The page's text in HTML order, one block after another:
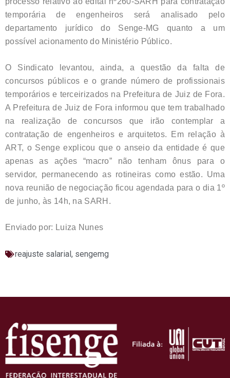
temporária de engenheiros será analisado pelo
departamento jurídico do Senge-MG quanto a um
possível acionamento do Ministério Público.
O Sindicato levantou, ainda, a questão da falta de
concursos públicos e o grande número de profissionais
temporários e terceirizados na Prefeitura de Juiz de Fora.
A Prefeitura de Juiz de Fora informou que tem trabalhado
na realização de concursos que irão contemplar a
contratação de engenheiros e arquitetos. Em relação à
ART, o Senge explicou que o anseio da entidade é que
apenas as ações “macro” não tenham ônus para o
servidor, permanecendo as rotineiras como estão. Uma
nova reunião de negociação ficou agendada para o dia 1º
de junho, às 14h, na SARH.
Enviado por: Luiza Nunes
reajuste salarial, sengemg